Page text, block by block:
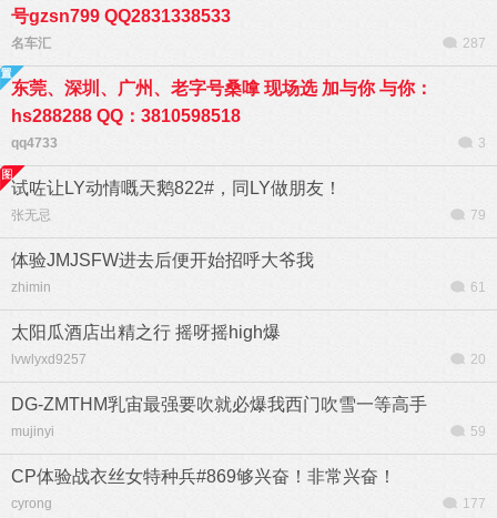
号gzsn799 QQ2831338533
名车汇 287
东莞、深圳、广州、老字号桑嗱 现场选 加与你 与你：
hs288288 QQ：3810598518
qq4733 3
试咗让LY动情嘅天鹅822#，同LY做朋友！
张无忌 79
体验JMJSFW进去后便开始招呼大爷我
zhimin 61
太阳瓜酒店出精之行 摇呀摇high爆
lvwlyxd9257 20
DG-ZMTHM乳宙最强要吹就必爆我西门吹雪一等高手
mujinyi 59
CP体验战衣丝女特种兵#869够兴奋！非常兴奋！
cyrong 177